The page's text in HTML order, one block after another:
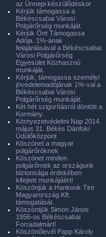
az Ünnepi készülődéskor
Kérjük támogassa a
Békéscsabai Városi
Polgárőrség munkáját.
Kérjük Önt Támogassa
Adója. 1%-ának
felajánlásával a Békéscsabai
Városi Polgárőrség
Egyesület Közhasznú
munkáját.
Kérjük, támogassa személyi
jövedelemadójának 1%-val a
Békéscsabai Városi
Polgárőrség munkáját.
Két hét szigorításról döntött a
Kormány.
Környezetvédelmi Nap 2014.
május 31. Békés Dánfoki
Üdülőközpont
Köszönet a magyar
polgárőröknek
Köszönet minden
polgárőrnek az országunk
biztonsága érdekében
kifejtett munkájáért!
Köszönjük a Hankook Tire
Magyarország Kft.
támogatását.
Köszöntjük Simon János
1956-os Békéscsabai
Forradalmárt!
Köszönőlevél Papp Károly